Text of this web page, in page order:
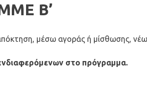
Β’
μέσω αγοράς ή μίσθωσης,
στο πρόγραμμα.